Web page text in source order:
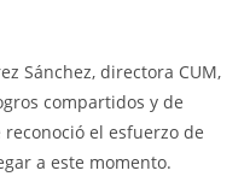
Sánchez, directora CUM,
compartidos y de
el esfuerzo de
a este momento.